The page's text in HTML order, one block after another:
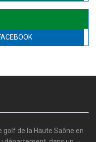
golf de la Haute Saône en